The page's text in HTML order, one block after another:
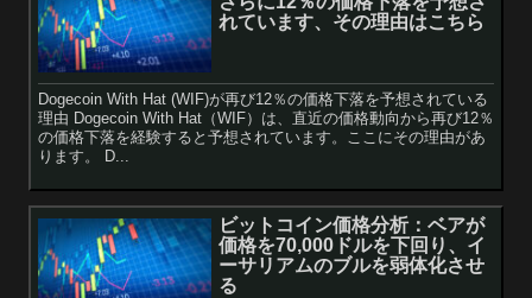
れています、その理由はこちら
Dogecoin With Hat (WIF)が再び12％の価格下落を予想されている
理由 Dogecoin With Hat（WIF）は、直近の価格動向から再び12％
の価格下落を経験すると予想されています。ここにその理由があ
ります。 D...
ビットコイン価格分析：ベアが
価格を70,000ドルを下回り、イ
ーサリアムのブルを弱体化させ
る